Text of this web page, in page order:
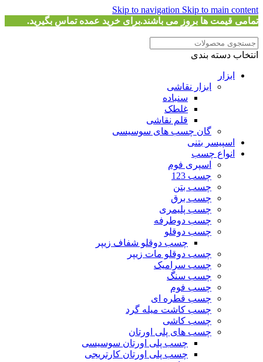
Skip to navigation Skip to main content
تمامی قیمت ها بروز می باشند.برای خرید عمده تماس بگیرید.
انتخاب دسته بندی
ابزار
ابزار نقاشی
سنباده
غلطک
قلم نقاشی
گان چسب های سوسیسی
اسپیسر بتنی
انواع چسب
اسپری فوم
چسب 123
چسب بتن
چسب برق
چسب پلیمری
چسب دوطرفه
چسب دوقلو
چسب دوقلو شفاف زیپر
چسب دوقلو مات زیپر
چسب سرامیک
چسب سنگ
چسب فوم
چسب قطره ای
چسب کاشت میله گرد
چسب کاشی
چسب های پلی اورتان
چسب پلی اورتان سوسیسی
چسب پلی اورتان کارتریجی